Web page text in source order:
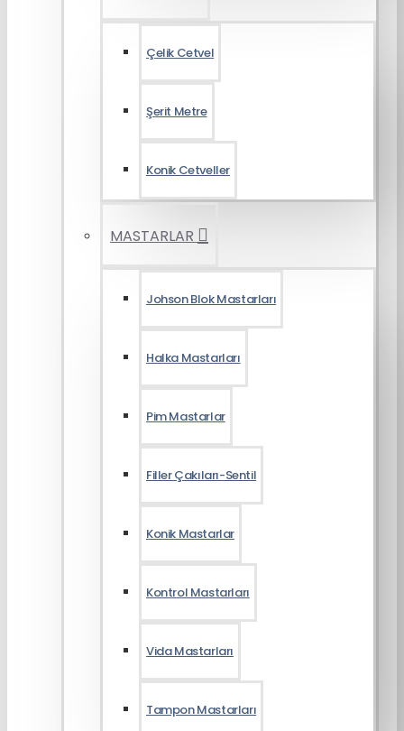
Çelik Cetvel
Şerit Metre
Konik Cetveller
MASTARLAR
Johson Blok Mastarları
Halka Mastarları
Pim Mastarlar
Filler Çakıları-Sentil
Konik Mastarlar
Kontrol Mastarları
Vida Mastarları
Tampon Mastarları